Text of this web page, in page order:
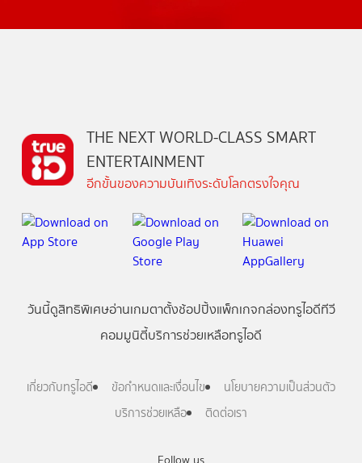
THE NEXT WORLD-CLASS SMART
ENTERTAINMENT
อีกขั้นของความบันเทิงระดับโลกตรงใจคุณ
วันนี้ดูสิทธิพิเศษอ่านเกมตาตั้งช้อปปิ้งแพ็กเกจกล่องทรูไอดีทีวี
คอมมูนิตี้บริการช่วยเหลือทรูไอดี
เกี่ยวกับทรูไอดี ข้อกำหนดและเงื่อนไข
นโยบายความเป็นส่วนตัว
บริการช่วยเหลือ
ติดต่อเรา